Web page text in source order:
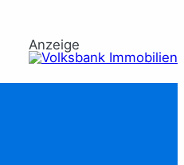
Anzeige